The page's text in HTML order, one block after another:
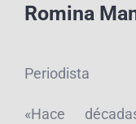
Romina
Periodista
«Hace